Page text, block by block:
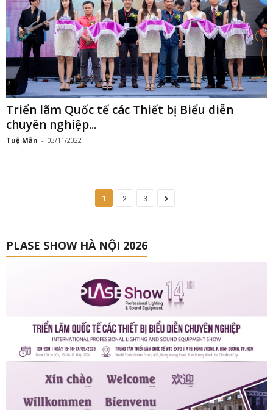
Triển lãm Quốc tế các Thiết bị Biểu diễn
chuyên nghiệp...
Tuệ Mẫn - 03/11/2022
1 2 3
PLASE SHOW HÀ NỘI 2026